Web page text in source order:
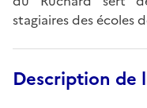
stagiaires des écoles
Description de